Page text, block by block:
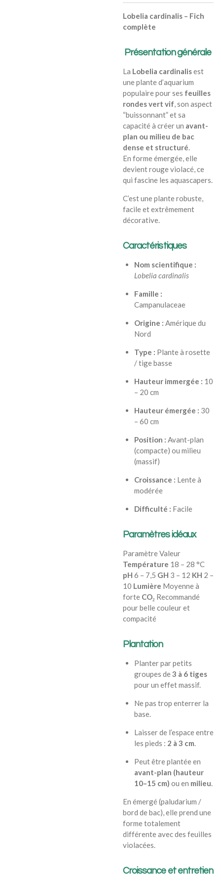
Lobelia cardinalis – Fich
complète
Présentation générale
La Lobelia cardinalisest
une plante d’aquarium
populaire pour ses feuilles
rondes vert vif, son aspect
“buissonnant” et sa
capacité à créer un avant-
plan ou milieu de bac
dense et structuré.
En forme émergée, elle
devient rouge violacé, ce
qui fascine les aquascapers.
C’est une plante robuste,
facile et extrêmement
décorative.
Caractéristiques
Nom scientifique :
Lobelia cardinalis
Famille :
Campanulaceae
Origine : Amérique du
Nord
Type : Plante à rosette
/ tige basse
Hauteur immergée : 10
– 20 cm
Hauteur émergée : 30
– 60 cm
Position : Avant-plan
(compacte) ou milieu
(massif)
Croissance : Lente à
modérée
Difficulté : Facile
Paramètres idéaux
Paramètre Valeur
Température 18 – 28 °C
pH 6 – 7,5 GH 3 – 12 KH 2 –
10 Lumière Moyenne à
forte CO₂ Recommandé
pour belle couleur et
compacité
Plantation
Planter par petits
groupes de3 à 6 tiges
pour un effet massif.
Ne pas trop enterrer la
base.
Laisser de l’espace entre
les pieds : 2 à 3 cm.
Peut être plantée en
avant-plan (hauteur
10–15 cm) ou en milieu.
En émergé (paludarium /
bord de bac), elle prend une
forme totalement
différente avec des feuilles
violacées.
Croissance et entretien